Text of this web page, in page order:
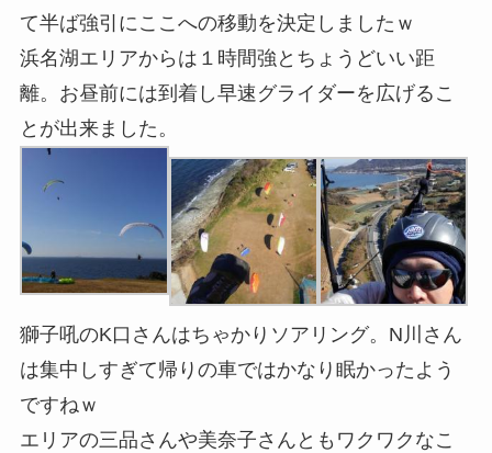
て半ば強引にここへの移動を決定しましたｗ
浜名湖エリアからは１時間強とちょうどいい距
離。お昼前には到着し早速グライダーを広げるこ
とが出来ました。
獅子吼のK口さんはちゃかりソアリング。N川さん
は集中しすぎて帰りの車ではかなり眠かったよう
ですねｗ
エリアの三品さんや美奈子さんともワクワクなこ